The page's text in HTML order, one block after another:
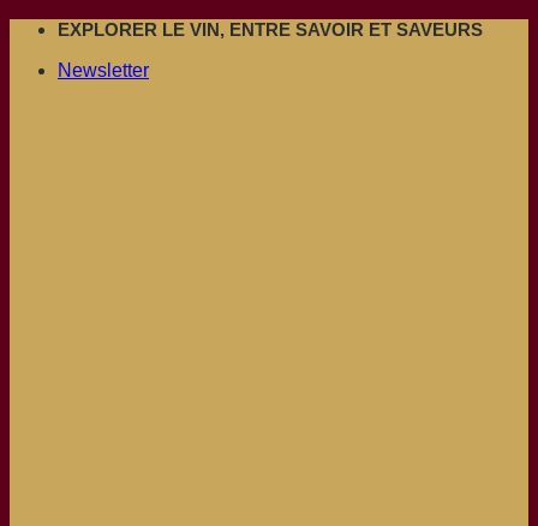
Passer
contenu
EXPLORER LE VIN, ENTRE SAVOIR ET SAVEURS
Newsletter